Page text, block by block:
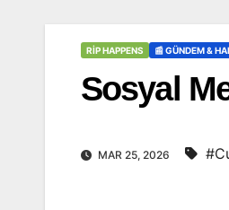
RİP HAPPENS 📰 GÜNDEM &
Sosyal
MAR 25, 2026